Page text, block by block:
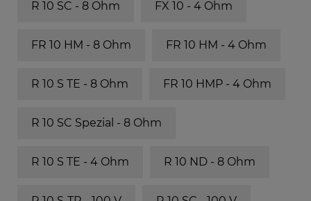
R 10 SC - 8 Ohm FX 10 - 4 Ohm
FR 10 HM - 8 Ohm FR 10 HM - 4 Ohm
R 10 S TE - 8 Ohm FR 10 HMP - 4 Ohm
R 10 SC Spezial - 8 Ohm
R 10 S TE - 4 Ohm R 10 ND - 8 Ohm